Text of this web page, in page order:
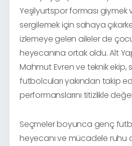
Yeşilyurtspor forması giymek
sergilemek için sahaya
izlemeye gelen aileler de
heyecanına ortak oldu. Alt
Mahmut Evren ve teknik ekip,
futbolcuları yakından takip
performanslarını titizlikle
Seçmeler boyunca genç
heyecanı ve mücadele ruhu